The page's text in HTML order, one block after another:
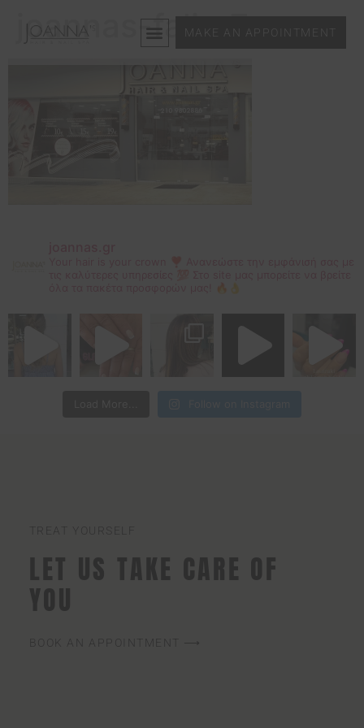
MAKE AN APPOINTMENT
joannas-faliro7
όλα τα πακέτα προσφορών μας! 🔥👌
TREAT YOURSELF
LET US TAKE CARE OF
YOU
BOOK AN APPOINTMENT ⟶